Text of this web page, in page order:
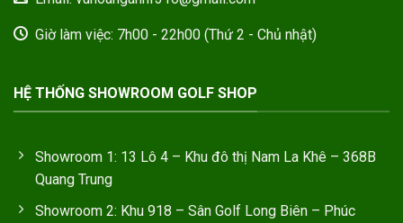
Giờ làm việc: 7h00 - 22h00 (Thứ 2 - Chủ nhật)
HỆ THỐNG SHOWROOM GOLF SHOP
Showroom 1: 13 Lô 4 – Khu đô thị Nam La Khê – 368B
Quang Trung
Showroom 2: Khu 918 – Sân Golf Long Biên – Phúc